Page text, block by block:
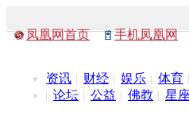
凤凰网首页 手机凤凰网
资讯 财经 娱乐 体育
论坛
公益 佛教 星座